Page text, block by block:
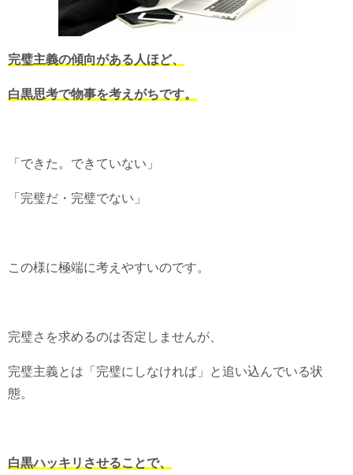
完璧主義の傾向がある人ほど、
白黒思考で物事を考えがちです。
「できた。できていない」
「完璧だ・完璧でない」
この様に極端に考えやすいのです。
完璧さを求めるのは否定しませんが、
完璧主義とは「完璧にしなければ」と追い込んでいる状
態。
白黒ハッキリさせることで、